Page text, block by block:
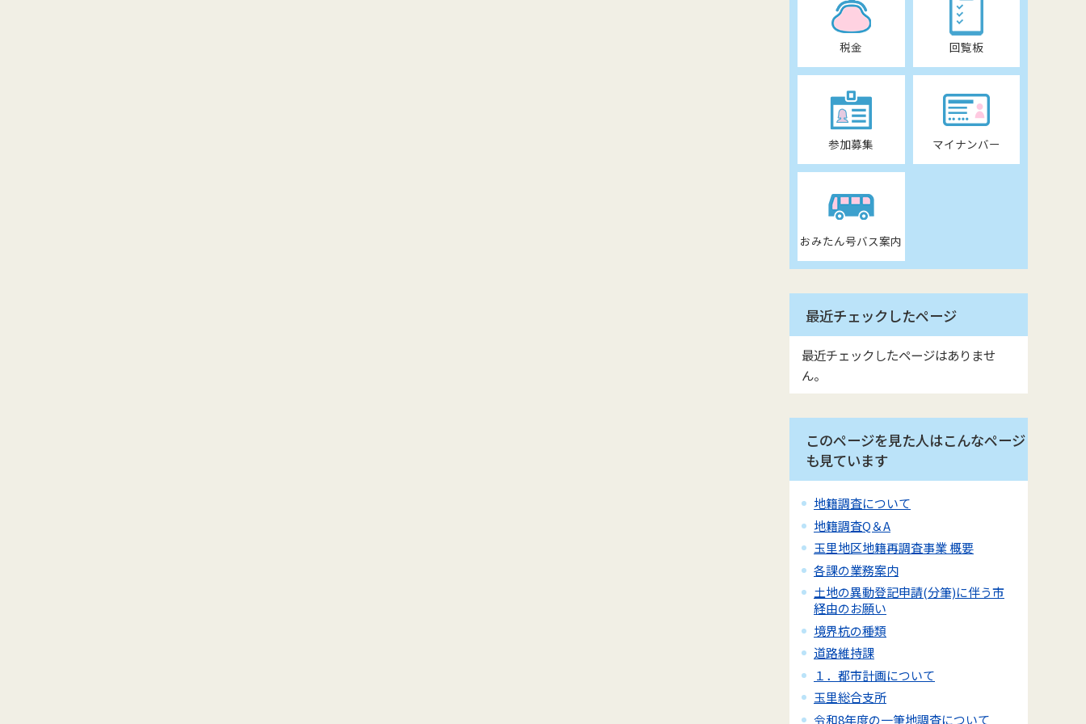
税金 回覧板
参加募集 マイナンバー
おみたん号バス案内
最近チェックしたページ
最近チェックしたページはありませ
ん。
このページを見た人はこんなページ
も見ています
地籍調査について
地籍調査Q＆A
玉里地区地籍再調査事業 概要
各課の業務案内
土地の異動登記申請(分筆)に伴う市
経由のお願い
境界杭の種類
道路維持課
１．都市計画について
玉里総合支所
令和8年度の一筆地調査について